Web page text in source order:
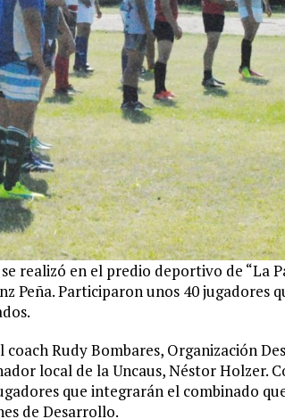
realizó en el predio deportivo de “La
Peña. Participaron unos 40 jugadores
Rudy Bombares, Organización
local de la Uncaus, Néstor Holzer.
que integrarán el combinado
de Desarrollo.